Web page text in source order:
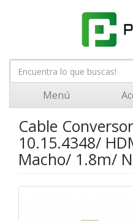
Menú
Cable
10.15.4348/
Macho/ 1.8m/